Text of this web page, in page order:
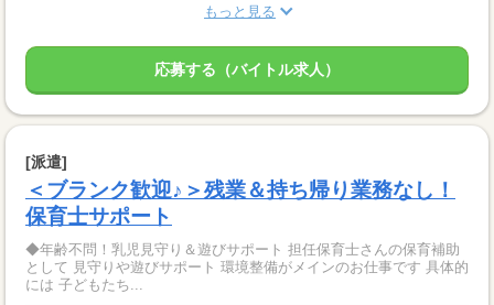
もっと見る
応募する（バイトル求人）
[派遣]
＜ブランク歓迎♪＞残業＆持ち帰り業務なし！
保育士サポート
◆年齢不問！乳児見守り＆遊びサポート 担任保育士さんの保育補助
として 見守りや遊びサポート 環境整備がメインのお仕事です 具体的
には 子どもたち...